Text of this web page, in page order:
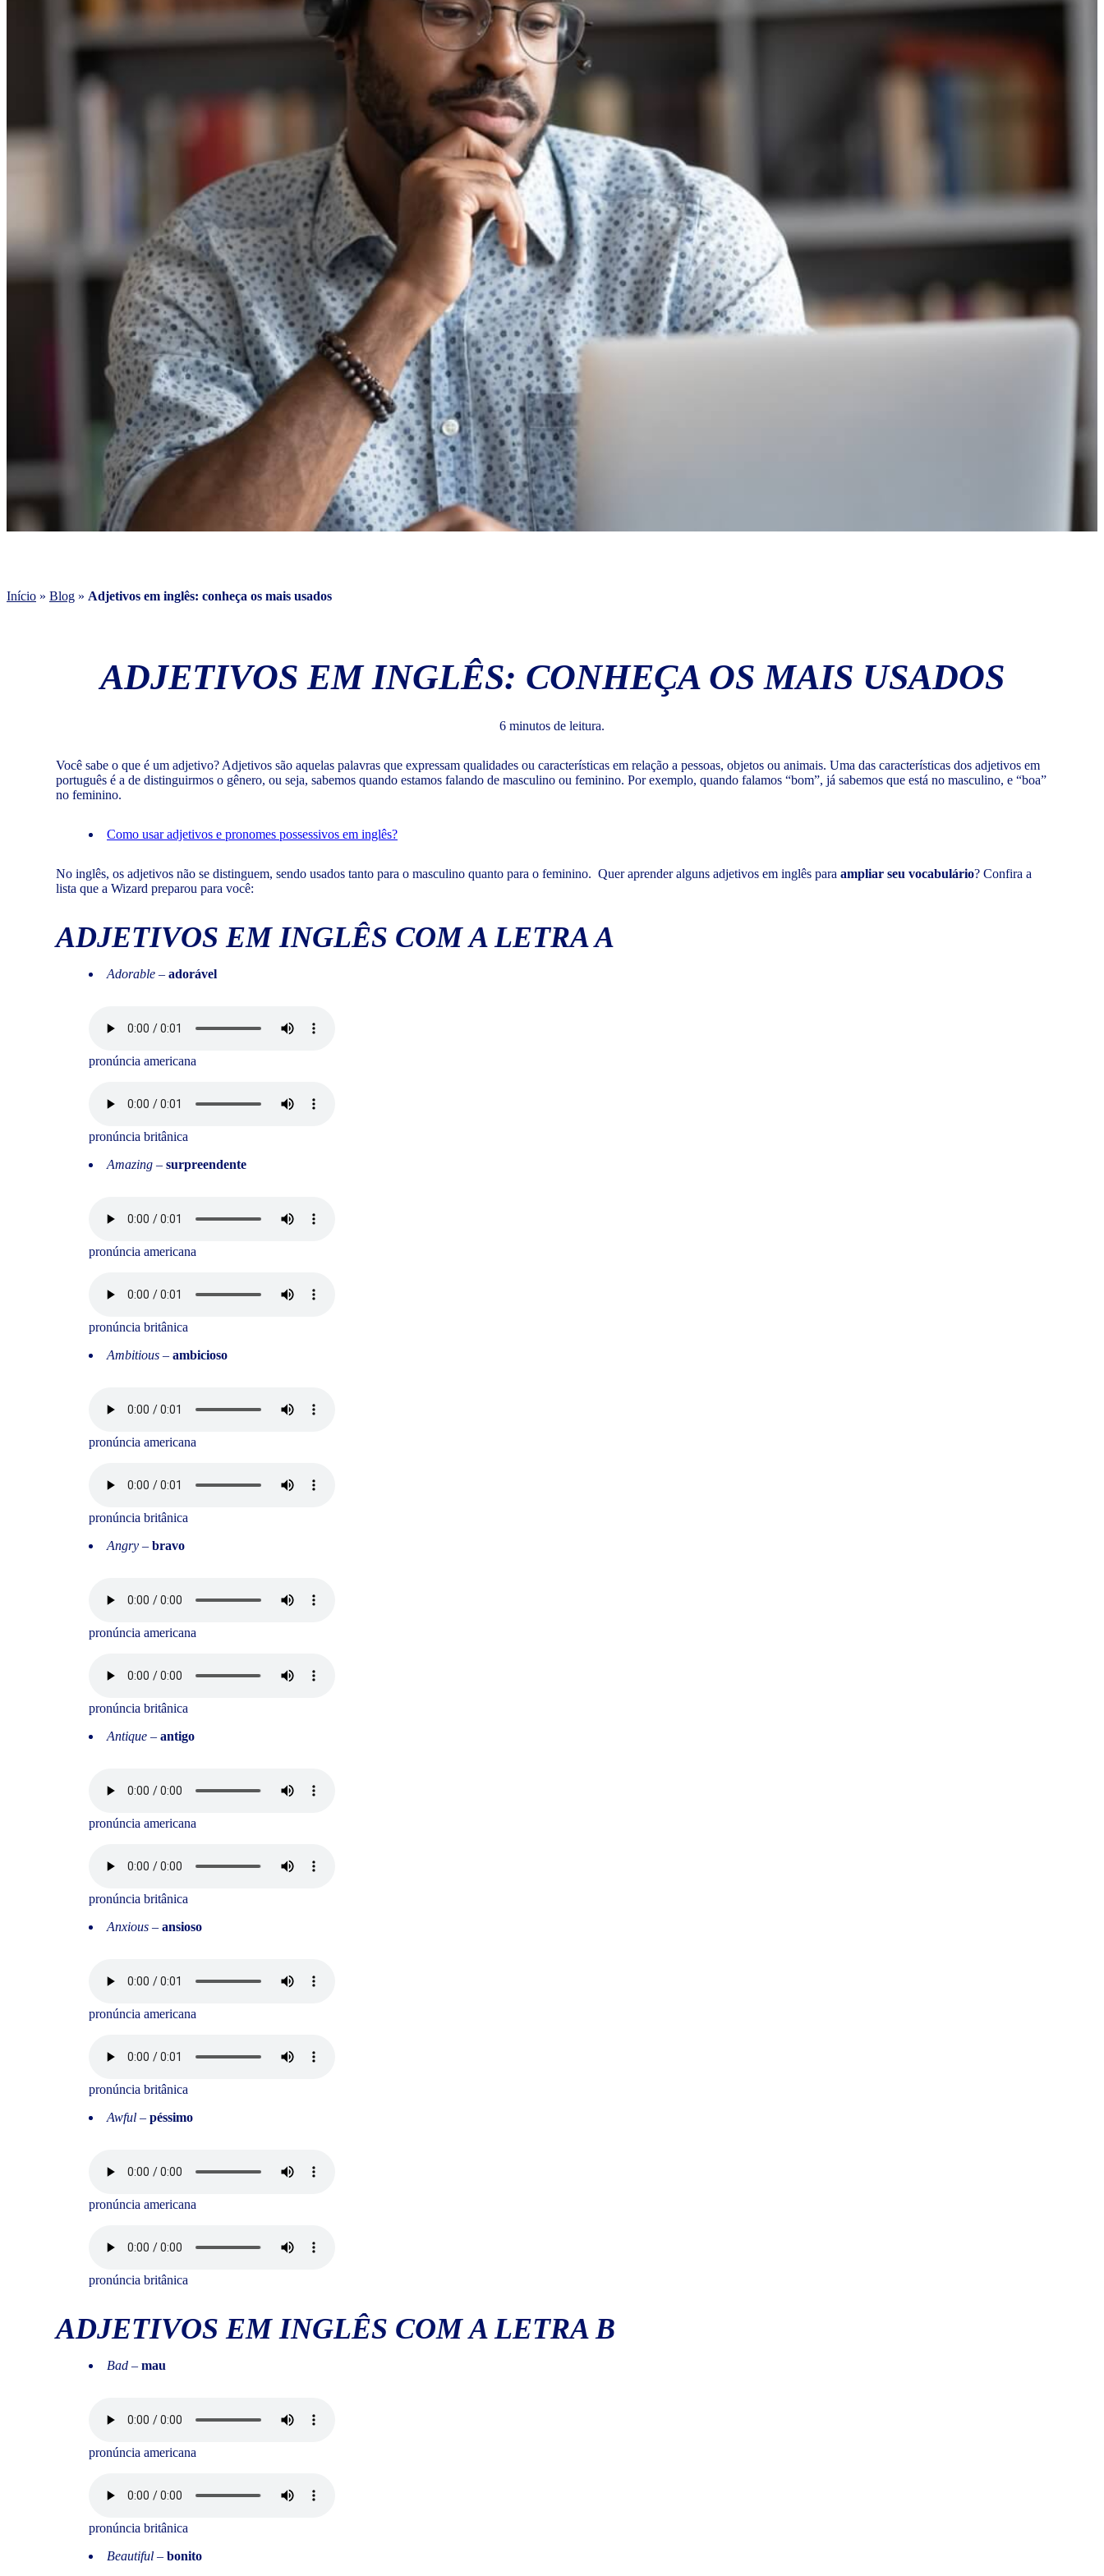
Início » Blog » Adjetivos em inglês: conheça os mais usados
ADJETIVOS EM INGLÊS: CONHEÇA OS MAIS USADOS
6 minutos de leitura.
Você sabe o que é um adjetivo? Adjetivos são aquelas palavras que expressam qualidades ou características em relação a pessoas, objetos ou animais. Uma das características dos adjetivos em
português é a de distinguirmos o gênero, ou seja, sabemos quando estamos falando de masculino ou feminino. Por exemplo, quando falamos “bom”, já sabemos que está no masculino, e “boa”
no feminino.
Como usar adjetivos e pronomes possessivos em inglês?
No inglês, os adjetivos não se distinguem, sendo usados tanto para o masculino quanto para o feminino. Quer aprender alguns adjetivos em inglês para ampliar seu vocabulário? Confira a
lista que a Wizard preparou para você:
ADJETIVOS EM INGLÊS COM A LETRA A
Adorable – adorável
pronúncia americana
pronúncia britânica
Amazing – surpreendente
pronúncia americana
pronúncia britânica
Ambitious – ambicioso
pronúncia americana
pronúncia britânica
Angry – bravo
pronúncia americana
pronúncia britânica
Antique – antigo
pronúncia americana
pronúncia britânica
Anxious – ansioso
pronúncia americana
pronúncia britânica
Awful – péssimo
pronúncia americana
pronúncia britânica
ADJETIVOS EM INGLÊS COM A LETRA B
Bad – mau
pronúncia americana
pronúncia britânica
Beautiful – bonito